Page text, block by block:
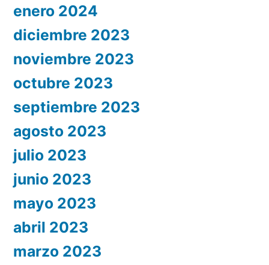
enero 2024
diciembre 2023
noviembre 2023
octubre 2023
septiembre 2023
agosto 2023
julio 2023
junio 2023
mayo 2023
abril 2023
marzo 2023